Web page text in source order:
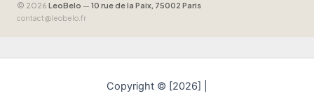
© 2026 LeoBelo — 10 rue de la Paix, 75002 Paris
contact@leobelo.fr
Copyright © [2026] |